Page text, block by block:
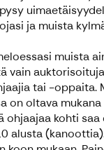
ja muista
muista
vain
tai -oppaita.
on oltava
ohjaajaa kohti
alusta